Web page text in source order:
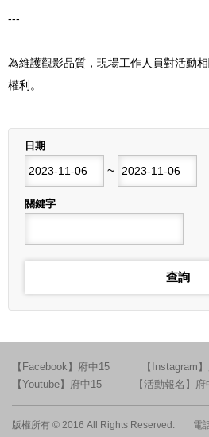
---
為維護觀影品質，現場工作人員對活動
權利。
日期
~
結束日期
關鍵字
【Facebook】府中15
【Instagram
【Youtube】府中15
【活動報名】
版權所有 © 2016 All Rights Reserved.
電